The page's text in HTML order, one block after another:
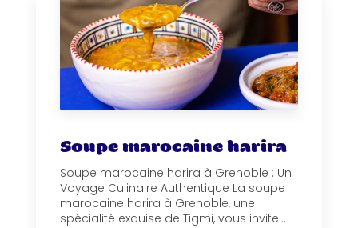
Soupe marocaine harira
Soupe marocaine harira à Grenoble : Un
Voyage Culinaire Authentique La soupe
marocaine harira à Grenoble, une
spécialité exquise de Tigmi, vous invite...